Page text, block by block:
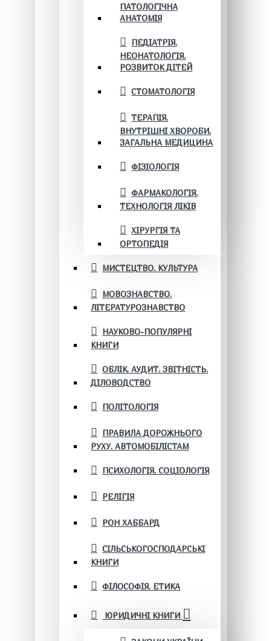
ПАТОЛОГІЧНА
АНАТОМІЯ
ПЕДІАТРІЯ.
НЕОНАТОЛОГІЯ.
РОЗВИТОК ДІТЕЙ
СТОМАТОЛОГІЯ
ТЕРАПІЯ.
ВНУТРІШНІ ХВОРОБИ.
ЗАГАЛЬНА МЕДИЦИНА
ФІЗІОЛОГІЯ
ФАРМАКОЛОГІЯ.
ТЕХНОЛОГІЯ ЛІКІВ
ХІРУРГІЯ ТА
ОРТОПЕДІЯ
МИСТЕЦТВО. КУЛЬТУРА
МОВОЗНАВСТВО.
ЛІТЕРАТУРОЗНАВСТВО
НАУКОВО-ПОПУЛЯРНІ
КНИГИ
ОБЛІК. АУДИТ. ЗВІТНІСТЬ.
ДІЛОВОДСТВО
ПОЛІТОЛОГІЯ
ПРАВИЛА ДОРОЖНЬОГО
РУХУ. АВТОМОБІЛІСТАМ
ПСИХОЛОГІЯ. СОЦІОЛОГІЯ
РЕЛІГІЯ
РОН ХАББАРД
СІЛЬСЬКОГОСПОДАРСЬКІ
КНИГИ
ФІЛОСОФІЯ. ЕТИКА
ЮРИДИЧНІ КНИГИ